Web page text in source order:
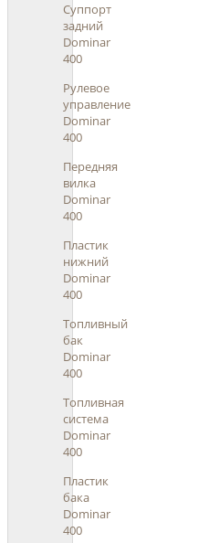
Суппорт
задний
Dominar
400
Рулевое
управление
Dominar
400
Передняя
вилка
Dominar
400
Пластик
нижний
Dominar
400
Топливный
бак
Dominar
400
Топливная
система
Dominar
400
Пластик
бака
Dominar
400